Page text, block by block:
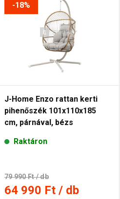
-18%
J-Home Enzo rattan kerti
pihenőszék 101x110x185
cm, párnával, bézs
Raktáron
79 990 Ft/ db
64 990 Ft / db